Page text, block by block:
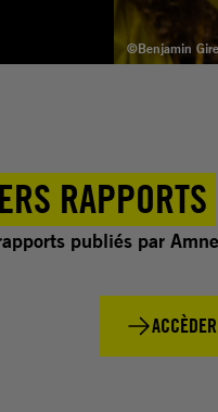
©Benjamin
RAPPORTS
publiés par